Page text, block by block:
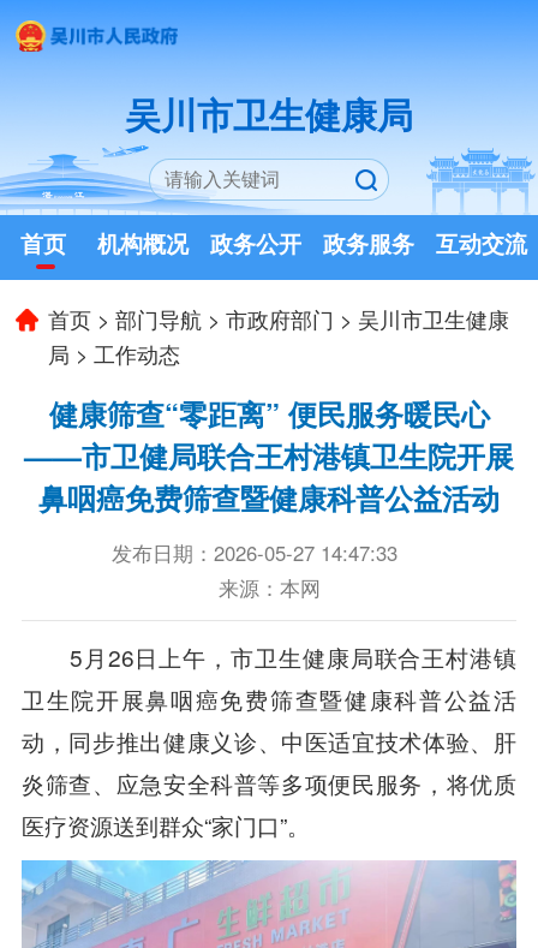
吴川市卫生健康局
首页 机构概况 政务公开 政务服务 互动交流
首页 >部门导航 >市政府部门 > 吴川市卫生健康
局 > 工作动态
健康筛查“零距离” 便民服务暖民心
——市卫健局联合王村港镇卫生院开展
鼻咽癌免费筛查暨健康科普公益活动
发布日期：2026-05-27 14:47:33
来源：本网
5月26日上午，市卫生健康局联合王村港镇
卫生院开展鼻咽癌免费筛查暨健康科普公益活
动 ，同步推出健康义诊、中医适宜技术体验、肝
炎筛查、应急安全科普等多项便民服务，将优质
医疗资源送到群众“家门口”。